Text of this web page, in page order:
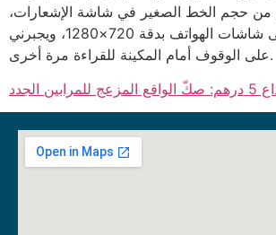
من حجم الخط الصغير في شاشة الإشعارات،
يظل غير مقروء على شاشات الهواتف بدقة 720×1280، ويجبرني
على الوقوف أمام المكينة للقراءة مرة أخرى.